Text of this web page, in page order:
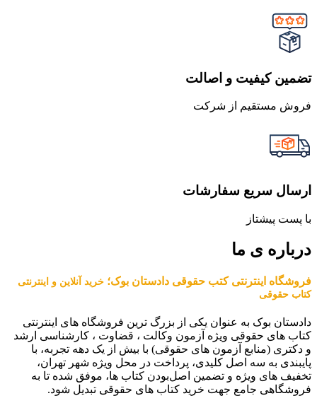
تضمین کیفیت و اصالت
فروش مستقیم از شرکت
ارسال سریع سفارشات
با پست پیشتاز
درباره ی ما
فروشگاه اینترنتی کتب حقوقی دادستان بوک؛ خرید آنلاین و اینترنتی
کتاب حقوقی
دادستان بوک به عنوان یکی از بزرگ ترین فروشگاه های اینترنتی
کتاب های حقوقی ویژه آزمون وکالت ، قضاوت ، کارشناسی ارشد
و دکتری (منابع آزمون های حقوقی) با بیش از یک دهه تجربه، با
پایبندی به سه اصل کلیدی، پرداخت در محل ویژه شهر تهران،
تخفیف های ویژه و تضمین اصل‌بودن کتاب ها، موفق شده تا به
فروشگاهی جامع جهت خرید کتاب های حقوقی تبدیل شود.